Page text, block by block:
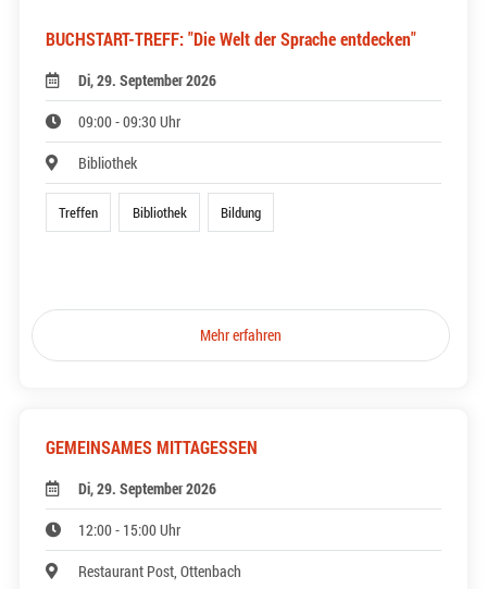
BUCHSTART-TREFF: "Die Welt der Sprache entdecken"
Di, 29. September 2026
09:00 - 09:30 Uhr
Bibliothek
Treffen Bibliothek Bildung
Mehr erfahren
GEMEINSAMES MITTAGESSEN
Di, 29. September 2026
12:00 - 15:00 Uhr
Restaurant Post, Ottenbach